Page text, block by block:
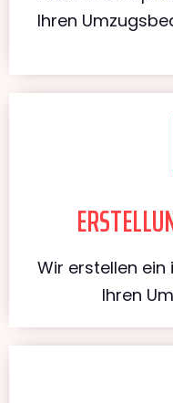
Ihren
Wir erstellen
Ihren